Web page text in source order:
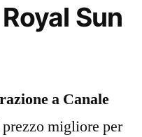
Sun
a Canale
migliore per